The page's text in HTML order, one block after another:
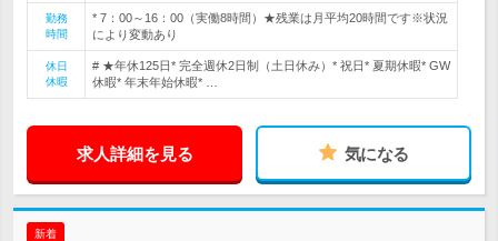
勤務
時間
* 7：00～16：00（実働8時間）★残業は月平均20時間です※状況
により変動あり
休日
休暇
# ★年休125日* 完全週休2日制（土日休み）* 祝日* 夏期休暇* GW
休暇* 年末年始休暇* …
求人詳細を見る 気になる
新着